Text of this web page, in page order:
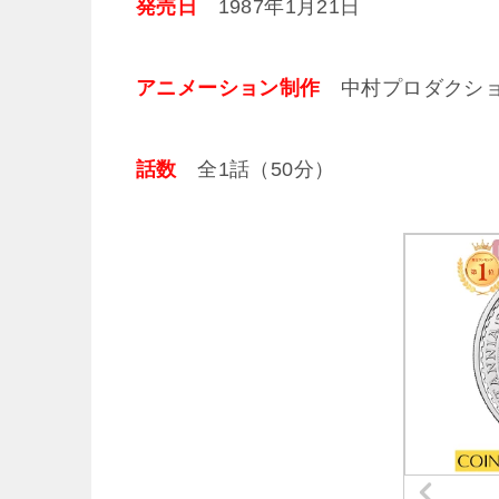
発売日 1987年1月21日
アニメーション制作中村プロダクシ
話数 全1話（50分）